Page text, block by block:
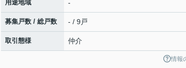
用途地域 -
募集戸数 / 総戸数 - / 9戸
取引態様 仲介
情報